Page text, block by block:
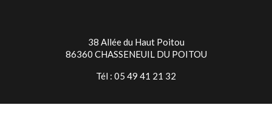
38 Allée du Haut Poitou
86360 CHASSENEUIL DU POITOU
Tél : 05 49 41 21 32